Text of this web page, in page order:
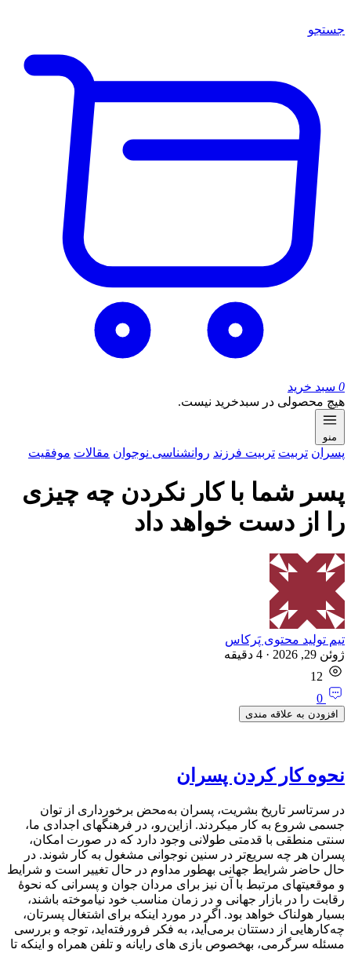
جستجو
0 سبد خرید
هیچ محصولی در سبدخرید نیست.
منو
پسران تربیت تربیت فرزند روان‎شناسی نوجوان مقالات موفقیت
پسر شما با کار نکردن چه چیزی
را از دست خواهد داد
تیم تولید محتوی پَرکاس
ژوئن 29, 2026
·
4 دقیقه
12
0
افزودن به علاقه مندی
نحوه کار کردن پسران
در سرتاسر تاریخ بشریت، پسران به‌محض برخورداری از توان
جسمی شروع به کار می‎کردند. ازاین‌رو، در فرهنگ‎های اجدادی ما،
سنتی منطقی با قدمتی طولانی وجود دارد که در صورت امکان،
پسران هر چه سریع‌تر در سنین نوجوانی مشغول به کار شوند. در
حال حاضر شرایط جهانی به‏‎طور مداوم در حال تغییر است و شرایط
و موقعیت‎های مرتبط با آن نیز برای مردان جوان و پسرانی که نحوۀ
رقابت را در بازار جهانی و در زمان مناسب خود نیاموخته باشند،
بسیار هولناک خواهد بود. اگر در مورد اینکه برای اشتغال پسرتان،
چه‌کارهایی از دستتان برمی‌آید، به فکر فرورفته‌اید، توجه و بررسی
مسئله سرگرمی، به‏‎خصوص بازی های رایانه و تلفن همراه و اینکه تا